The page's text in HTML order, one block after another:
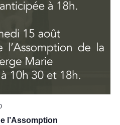
l’Assomption